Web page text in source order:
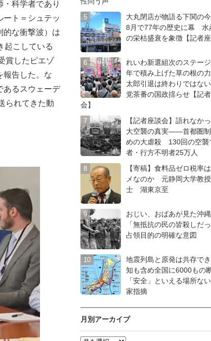
科学者であり
ト＝シュテッ
的な衝撃波）は
起こしている
賞したピエゾ
報告した。な
あるスウェーデ
られてきた動
大丸閉店が物語る下関の
8月で77年の歴史に幕 水
の栄枯盛衰を象徴【記者座
れいわ新選組次のステー
年で積み上げた草の根の
太郎引退は終わりではな
党茶番の国政揺らせ【記
会】
【記者座談会】語れなか
大空襲の真実――首都圏制
めの大虐殺 130回の空襲
者・行方不明者25万人
【寄稿】食料品ゼロ税率
メなのか 元静岡大学教
士 湖東京至
おじい、おばあが見た沖
「無抵抗の民の皆殺しだ
占領目的の明確な意図
地震列島と原発は共存で
知も含め全国に6000もの
「安全」といえる場所な
家指摘
月別アーカイブ